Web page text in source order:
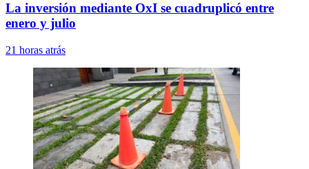
La inversión mediante OxI se cuadruplicó entre
enero y julio
21 horas atrás